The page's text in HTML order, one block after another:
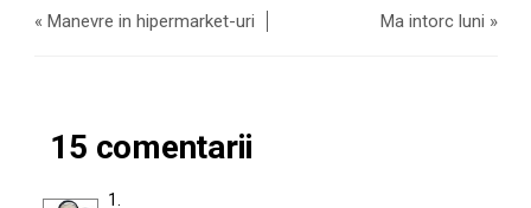
«Manevre in hipermarket-uri Ma intorc luni »
15 comentarii